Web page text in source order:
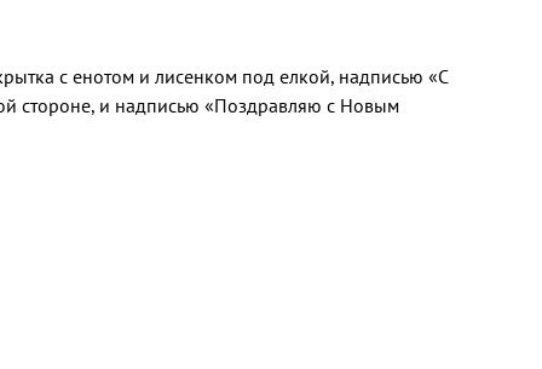
с енотом и лисенком под елкой, надписью «С
стороне, и надписью «Поздравляю с Новым